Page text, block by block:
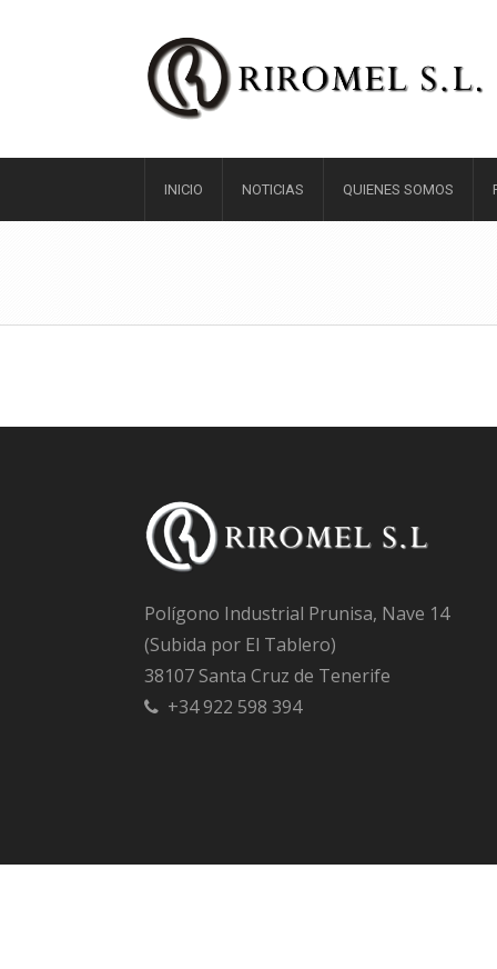
INICIO NOTICIAS QUIENES SOMOS
Polígono Industrial Prunisa, Nave 14
(Subida por El Tablero)
38107 Santa Cruz de Tenerife
+34 922 598 394